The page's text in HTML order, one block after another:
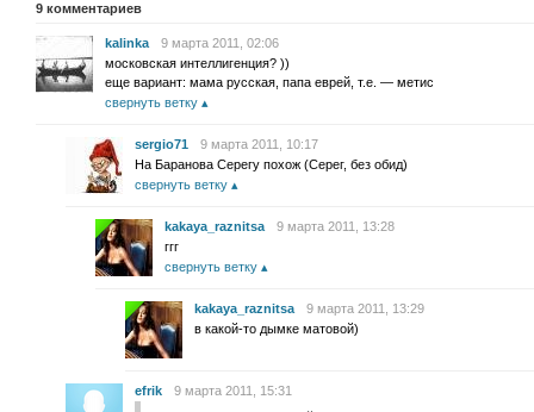
9 комментариев
kalinka
9 марта 2011, 02:06
московская интеллигенция? ))
еще вариант: мама русская, папа еврей, т.е. — метис
свернуть ветку
sergio71
9 марта 2011, 10:17
На Баранова Серегу похож (Серег, без обид)
свернуть ветку
kakaya_raznitsa
9 марта 2011, 13:28
ггг
свернуть ветку
kakaya_raznitsa
9 марта 2011, 13:29
в какой-то дымке матовой)
efrik
9 марта 2011, 15:31